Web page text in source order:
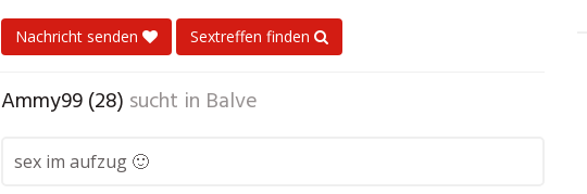
Nachricht senden Sextreffen finden
Ammy99 (28) sucht in Balve
sex im aufzug 🙂